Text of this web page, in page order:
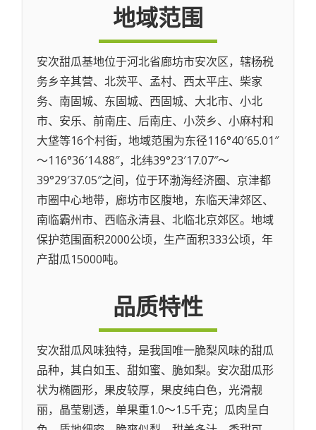
地域范围
安次甜瓜基地位于河北省廊坊市安次区，辖杨税
务乡辛其营、北茨平、孟村、西太平庄、柴家
务、南固城、东固城、西固城、大北市、小北
市、安乐、前南庄、后南庄、小茨乡、小麻村和
大垡等16个村街，地域范围为东径116°40′65.01″
～116°36′14.88″，北纬39°23′17.07″～
39°29′37.05″之间，位于环渤海经济圈、京津都
市圈中心地带，廊坊市区腹地，东临天津郊区、
南临霸州市、西临永清县、北临北京郊区。地域
保护范围面积2000公顷，生产面积333公顷，年
产甜瓜15000吨。
品质特性
安次甜瓜风味独特，是我国唯一脆梨风味的甜瓜
品种，其白如玉、甜如蜜、脆如梨。安次甜瓜形
状为椭圆形，果皮较厚，果皮纯白色，光滑靓
丽，晶莹剔透，单果重1.0～1.5千克；瓜肉呈白